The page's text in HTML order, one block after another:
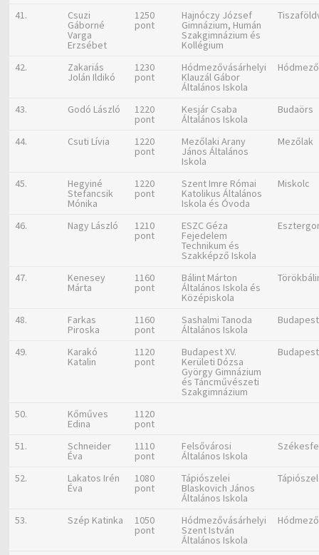
41. Csuzi
Gáborné
Varga
Erzsébet
1250
pont
Hajnóczy József
Gimnázium, Humán
Szakgimnázium és
Kollégium
42. Zakariás
Jolán Ildikó
1230
pont
Hódmezővásárhelyi
Klauzál Gábor
Általános Iskola
43. Godó László 1220
pont
Kesjár Csaba
Általános Iskola
Budaörs
44. Csuti Lívia 1220
pont
Mezőlaki Arany
János Általános
Iskola
Mezőlak
45. Hegyiné
Stefancsik
Mónika
1220
pont
Szent Imre Római
Katolikus Általános
Iskola és Óvoda
Miskolc
46. Nagy László 1210
pont
ESZC Géza
Fejedelem
Technikum és
Szakképző Iskola
47. Kenesey
Márta
1160
pont
Bálint Márton
Általános Iskola és
Középiskola
48. Farkas
Piroska
1160
pont
Sashalmi Tanoda
Általános Iskola
Budapest
49. Karakó
Katalin
1120
pont
Budapest XV.
Kerületi Dózsa
György Gimnázium
és Táncművészeti
Szakgimnázium
Budapest
50. Kőműves
Edina
1120
pont
51.
Schneider
Éva
1110
pont
Felsővárosi
Általános Iskola
52. Lakatos Irén
Éva
1080
pont
Tápiószelei
Blaskovich János
Általános Iskola
53. Szép Katinka 1050
pont
Hódmezővásárhelyi
Szent István
Általános Iskola